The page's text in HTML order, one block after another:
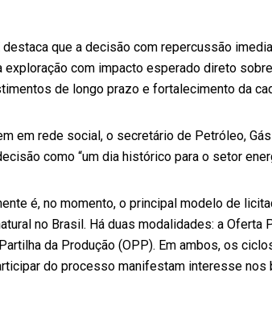
destaca que a decisão com repercussão
com impacto esperado direto
de longo prazo e fortalecimento da
em rede social, o secretário de Petróleo,
como “um dia histórico para o setor
é, no momento, o principal modelo de
no Brasil. Há duas modalidades: a Oferta
da Produção (OPP). Em ambos, os
do processo manifestam interesse nos